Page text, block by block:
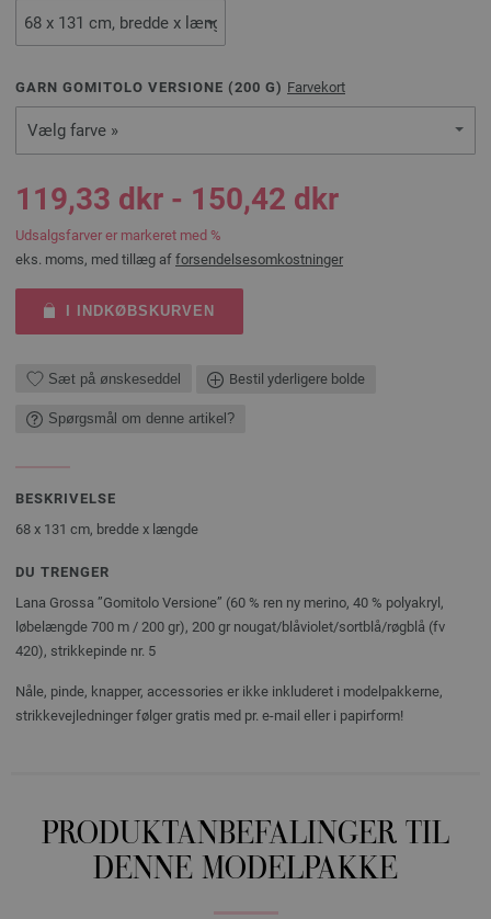
GARN GOMITOLO VERSIONE (200 G) Farvekort
Vælg farve »
119,33 dkr - 150,42 dkr
Udsalgsfarver er markeret med %
eks. moms, med tillæg af forsendelsesomkostninger
I INDKØBSKURVEN
Sæt på ønskeseddel Bestil yderligere bolde
Spørgsmål om denne artikel?
BESKRIVELSE
68 x 131 cm, bredde x længde
DU TRENGER
Lana Grossa ”Gomitolo Versione” (60 % ren ny merino, 40 % polyakryl,
løbelængde 700 m / 200 gr), 200 gr nougat/blåviolet/sortblå/røgblå (fv
420), strikkepinde nr. 5
Nåle, pinde, knapper, accessories er ikke inkluderet i modelpakkerne,
strikkevejledninger følger gratis med pr. e-mail eller i papirform!
PRODUKTANBEFALINGER TIL
DENNE MODELPAKKE